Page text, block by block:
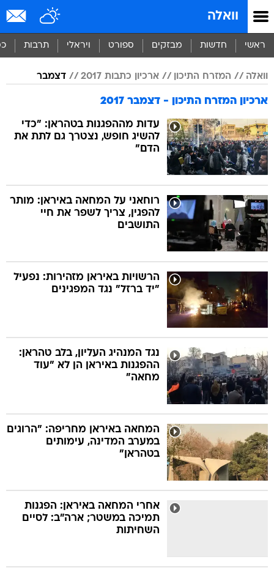
וואלה
ראשי חדשות מבזקים ספורט ויראלי תרבות
וואלה המזרח התיכון ארכיון כתבות 2017 דצמבר
ארכיון המזרח התיכון - דצמבר 2017
עדות מההפגנות בטהראן: "כדי
להשיג חופש, נצטרך גם לתת את
הדם"
רוחאני על המחאה באיראן: מותר
להפגין, צריך לשפר את חיי
התושבים
הרשויות באיראן מזהירות: נפעיל
"יד ברזל" נגד המפגינים
נגד המנהיג העליון, בלב טהראן:
ההפגנות באיראן הן לא "עוד
מחאה"
המחאה באיראן מחריפה: "הרוגים
במערב המדינה, עימותים
בטהראן"
אחרי המחאה באיראן: הפגנות
תמיכה במשטר; ארה"ב: לסיים
השחיתות